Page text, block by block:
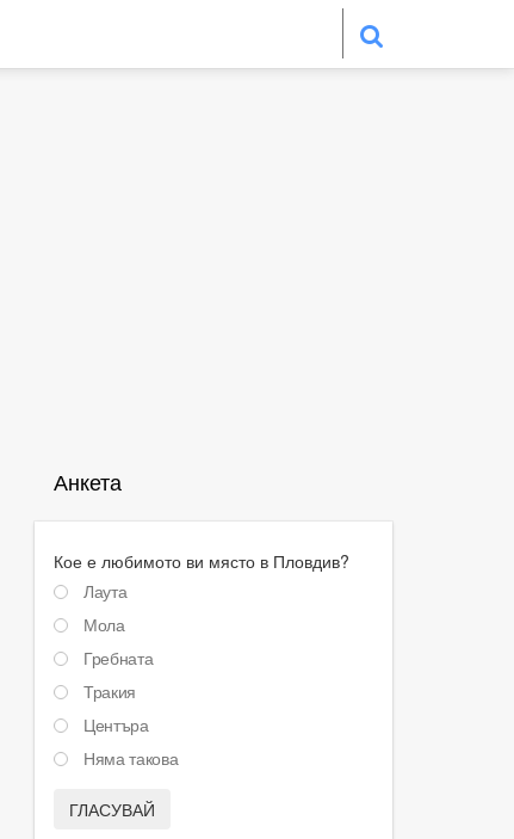
Анкета
Кое е любимото ви място в Пловдив?
Лаута
Мола
Гребната
Тракия
Центъра
Няма такова
ГЛАСУВАЙ